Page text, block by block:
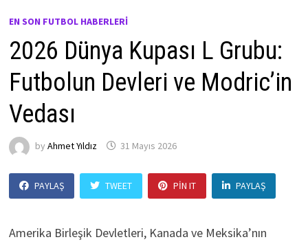
EN SON FUTBOL HABERLERI
2026 Dünya Kupası L Grubu:
Futbolun Devleri ve Modric’in
Vedası
by Ahmet Yıldız 31 Mayıs 2026
PAYLAŞ TWEET PIN IT PAYLAŞ
Amerika Birleşik Devletleri, Kanada ve Meksika’nın